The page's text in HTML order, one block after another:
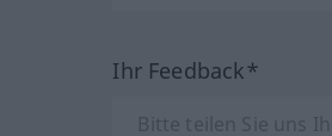
Ihr Feedback*